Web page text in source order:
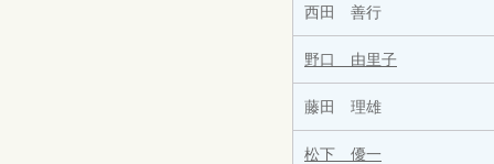
西田 善行
野口 由里子
藤田 理雄
松下 優一